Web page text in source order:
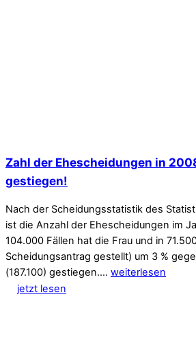
Zahl der Ehescheidungen in
gestiegen!
Nach der Scheidungsstatistik des
ist die Anzahl der Ehescheidungen im
104.000 Fällen hat die Frau und in
Scheidungsantrag gestellt) um 3 %
(187.100) gestiegen.… weiterlesen
jetzt lesen